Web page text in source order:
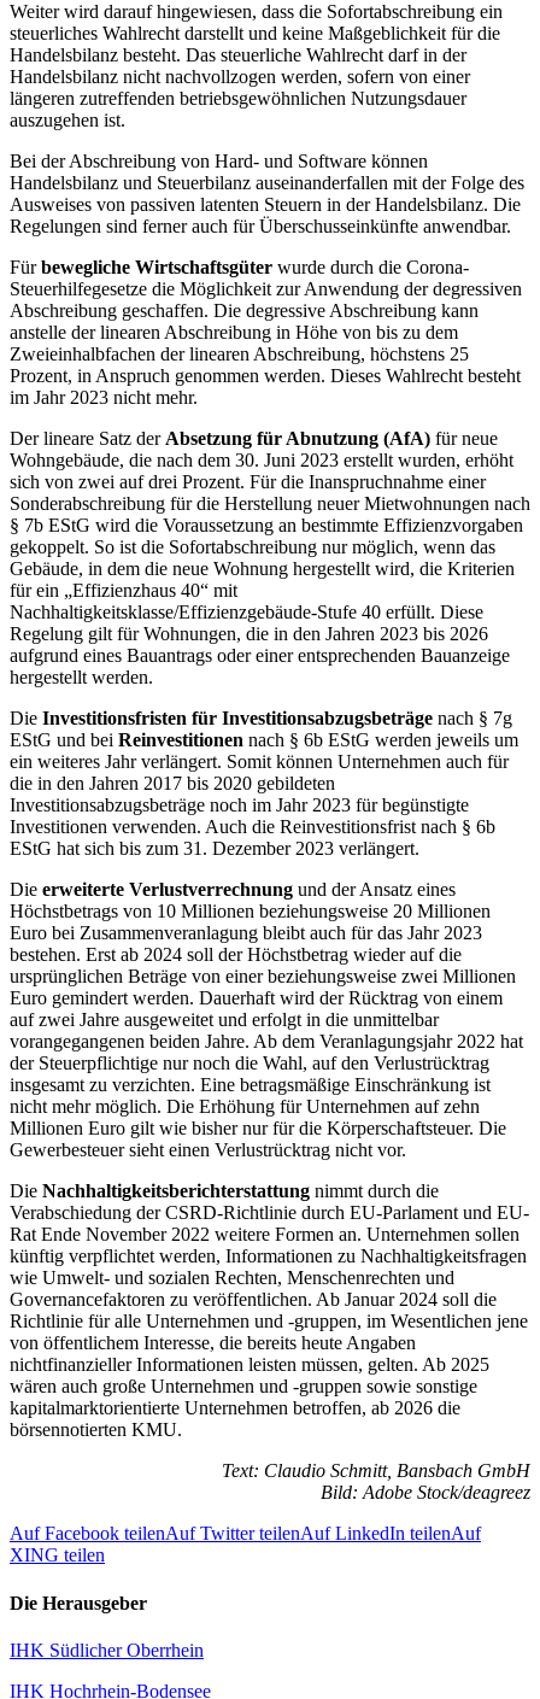
Weiter wird darauf hingewiesen, dass die Sofortabschreibung ein
steuerliches Wahlrecht darstellt und keine Maßgeblichkeit für die
Handelsbilanz besteht. Das steuerliche Wahlrecht darf in der
Handelsbilanz nicht nachvollzogen werden, sofern von einer
längeren zutreffenden betriebsgewöhnlichen Nutzungsdauer
auszugehen ist.
Bei der Abschreibung von Hard- und Software können
Handelsbilanz und Steuerbilanz auseinanderfallen mit der Folge des
Ausweises von passiven latenten Steuern in der Handelsbilanz. Die
Regelungen sind ferner auch für Überschusseinkünfte anwendbar.
Fürbewegliche Wirtschaftsgüter wurde durch die Corona-
Steuerhilfegesetze die Möglichkeit zur Anwendung der degressiven
Abschreibung geschaffen. Die degressive Abschreibung kann
anstelle der linearen Abschreibung in Höhe von bis zu dem
Zweieinhalbfachen der linearen Abschreibung, höchstens 25
Prozent, in Anspruch genommen werden. Dieses Wahlrecht besteht
im Jahr 2023 nicht mehr.
Der lineare Satz der Absetzung für Abnutzung (AfA) für neue
Wohngebäude, die nach dem 30. Juni 2023 erstellt wurden, erhöht
sich von zwei auf drei Prozent. Für die Inanspruchnahme einer
Sonderabschreibung für die Herstellung neuer Mietwohnungen nach
§ 7b EStG wird die Voraussetzung an bestimmte Effizienzvorgaben
gekoppelt. So ist die Sofortabschreibung nur möglich, wenn das
Gebäude, in dem die neue Wohnung hergestellt wird, die Kriterien
für ein „Effizienzhaus 40“ mit
Nachhaltigkeitsklasse/Effizienzgebäude-Stufe 40 erfüllt. Diese
Regelung gilt für Wohnungen, die in den Jahren 2023 bis 2026
aufgrund eines Bauantrags oder einer entsprechenden Bauanzeige
hergestellt werden.
Die Investitionsfristen für Investitionsabzugsbeträge nach § 7g
EStG und bei Reinvestitionen nach § 6b EStG werden jeweils um
ein weiteres Jahr verlängert. Somit können Unternehmen auch für
die in den Jahren 2017 bis 2020 gebildeten
Investitionsabzugsbeträge noch im Jahr 2023 für begünstigte
Investitionen verwenden. Auch die Reinvestitionsfrist nach § 6b
EStG hat sich bis zum 31. Dezember 2023 verlängert.
Die erweiterte Verlustverrechnung und der Ansatz eines
Höchstbetrags von 10 Millionen beziehungsweise 20 Millionen
Euro bei Zusammenveranlagung bleibt auch für das Jahr 2023
bestehen. Erst ab 2024 soll der Höchstbetrag wieder auf die
ursprünglichen Beträge von einer beziehungsweise zwei Millionen
Euro gemindert werden. Dauerhaft wird der Rücktrag von einem
auf zwei Jahre ausgeweitet und erfolgt in die unmittelbar
vorangegangenen beiden Jahre. Ab dem Veranlagungsjahr 2022 hat
der Steuerpflichtige nur noch die Wahl, auf den Verlustrücktrag
insgesamt zu verzichten. Eine betragsmäßige Einschränkung ist
nicht mehr möglich. Die Erhöhung für Unternehmen auf zehn
Millionen Euro gilt wie bisher nur für die Körperschaftsteuer. Die
Gewerbesteuer sieht einen Verlustrücktrag nicht vor.
Die Nachhaltigkeitsberichterstattung nimmt durch die
Verabschiedung der CSRD-Richtlinie durch EU-Parlament und EU-
Rat Ende November 2022 weitere Formen an. Unternehmen sollen
künftig verpflichtet werden, Informationen zu Nachhaltigkeitsfragen
wie Umwelt- und sozialen Rechten, Menschenrechten und
Governancefaktoren zu veröffentlichen. Ab Januar 2024 soll die
Richtlinie für alle Unternehmen und -gruppen, im Wesentlichen jene
von öffentlichem Interesse, die bereits heute Angaben
nichtfinanzieller Informationen leisten müssen, gelten. Ab 2025
wären auch große Unternehmen und -gruppen sowie sonstige
kapitalmarktorientierte Unternehmen betroffen, ab 2026 die
börsennotierten KMU.
Text: Claudio Schmitt, Bansbach GmbH
Bild: Adobe Stock/deagreez
Auf Facebook teilenAuf Twitter teilenAuf LinkedIn teilenAuf
XING teilen
Die Herausgeber
IHK Südlicher Oberrhein
IHK Hochrhein-Bodensee